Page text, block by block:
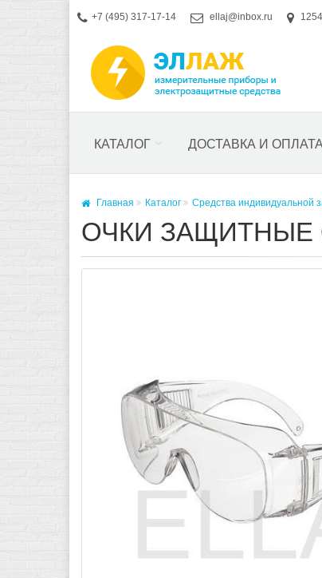
+7 (495) 317-17-14 ellaj@inbox.ru
КАТАЛОГ ДОСТАВКА И ОПЛАТА
Главная Каталог Средства индивидуальной
ОЧКИ ЗАЩИТНЫЕ